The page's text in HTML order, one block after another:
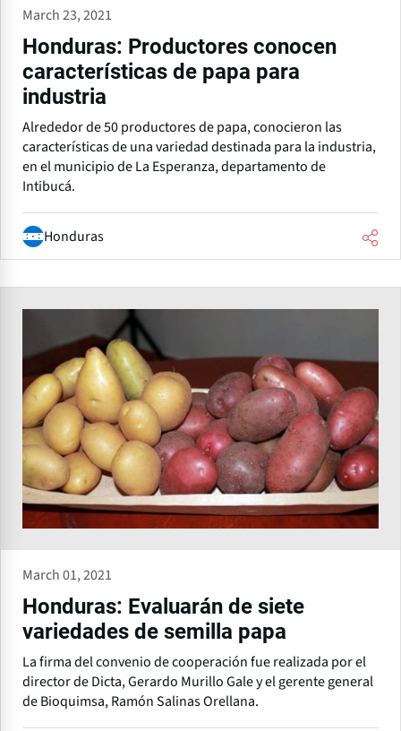
March 23, 2021
Honduras: Productores conocen
características de papa para
industria
Alrededor de 50 productores de papa, conocieron las
características de una variedad destinada para la industria,
en el municipio de La Esperanza, departamento de
Intibucá.
Honduras
March 01, 2021
Honduras: Evaluarán de siete
variedades de semilla papa
La firma del convenio de cooperación fue realizada por el
director de Dicta, Gerardo Murillo Gale y el gerente general
de Bioquimsa, Ramón Salinas Orellana.